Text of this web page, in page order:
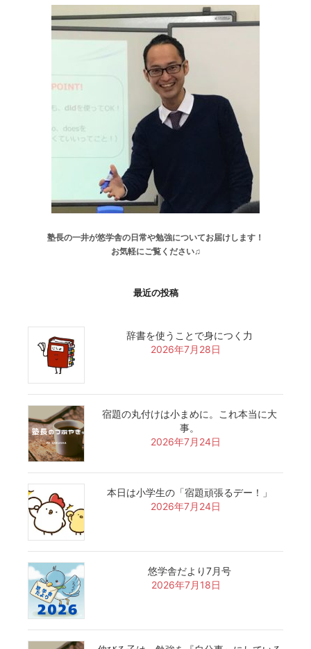
塾長の一井が悠学舎の日常や勉強についてお届けします！
お気軽にご覧ください♫
最近の投稿
辞書を使うことで身につく力
2026年7月28日
宿題の丸付けは小まめに。これ本当に大
事。
2026年7月24日
本日は小学生の「宿題頑張るデー！」
2026年7月24日
悠学舎だより7月号
2026年7月18日